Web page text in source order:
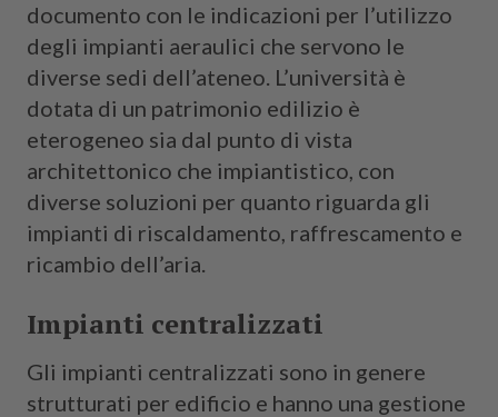
documento con le indicazioni per l’utilizzo
degli impianti aeraulici che servono le
diverse sedi dell’ateneo. L’università è
dotata di un patrimonio edilizio è
eterogeneo sia dal punto di vista
architettonico che impiantistico, con
diverse soluzioni per quanto riguarda gli
impianti di riscaldamento, raffrescamento e
ricambio dell’aria.
Impianti centralizzati
Gli impianti centralizzati sono in genere
strutturati per edificio e hanno una gestione